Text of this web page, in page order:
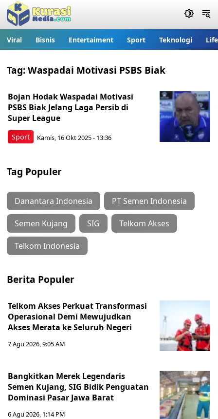
Viral Bisnis Entertaiment Sport Teknologi
Tag:Waspadai Motivasi PSBS Biak
Sport
Bojan Hodak Waspadai Motivasi
PSBS Biak Jelang Laga Persib di
Super League
Kamis, 16 Okt 2025 - 13:36
Tag Populer
Danantara Indonesia PT Semen Indonesia
Semen Kujang SIG Telkom Akses
Telkom Indonesia
Berita Populer
Telkom Akses Perkuat Transformasi
Operasional Demi Mewujudkan
Akses Merata ke Seluruh Negeri
7 Agu 2026, 9:05 AM
Bangkitkan Merek Legendaris
Semen Kujang, SIG Bidik Penguatan
Dominasi Pasar Jawa Barat
6 Agu 2026, 1:14 PM